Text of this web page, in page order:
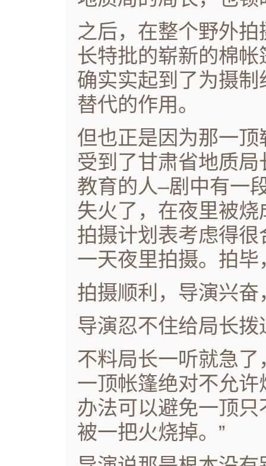
之后，在整个野外
长特批的崭新的棉
确实实起到了为摄
替代的作用。
但也正是因为那一
受到了甘肃省地质
教育的人–剧中有一
失火了，在夜里被
拍摄计划表考虑得
一天夜里拍摄。拍
拍摄顺利，导演兴
导演忍不住给局长
不料局长一听就急了
一顶帐篷绝对不允
办法可以避免一顶
被一把火烧掉。”